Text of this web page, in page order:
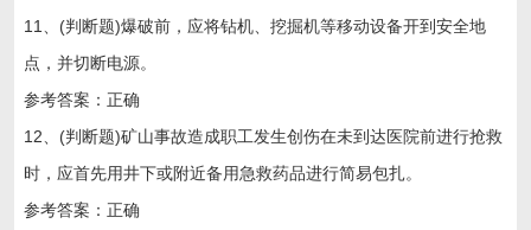
11、(判断题)爆破前，应将钻机、挖掘机等移动设备开到安全地
点，并切断电源。
参考答案：正确
12、(判断题)矿山事故造成职工发生创伤在未到达医院前进行抢救
时，应首先用井下或附近备用急救药品进行简易包扎。
参考答案：正确